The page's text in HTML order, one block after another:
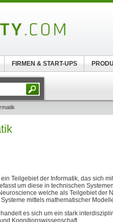
ein Teilgebiet der Informatik, das sich
um diese in technischen
welche als Teilgebiet der
mittels mathematischer
es sich um ein stark
Kognitionswissenschaft.
FIRMEN & START-UPS